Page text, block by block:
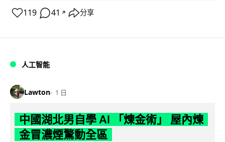
119 41 ↗ 分享
人工智能
Lawton 1 日
中國湖北男自學 AI 「煉金術」 屋內煉
金冒濃煙驚動全區